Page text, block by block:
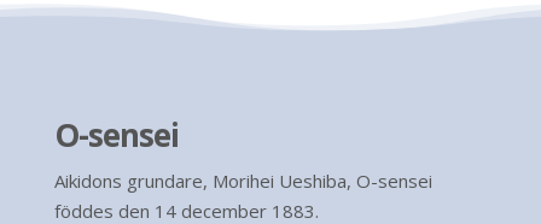
O-sensei
Aikidons grundare, Morihei Ueshiba, O-sensei
föddes den 14 december 1883.